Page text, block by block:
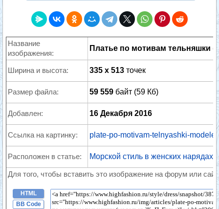
Название
изображения:
Платье по мотивам тельняшки
Ширина и высота: 335 x 513 точек
Размер файла: 59 559 байт (59 Кб)
Добавлен: 16 Декабря 2016
Ссылка на картинку: plate-po-motivam-telnyashki-
Расположен в статье: Морской стиль в женских нарядах
Для того, чтобы вставить это изображение на форум или
HTML
BB Code